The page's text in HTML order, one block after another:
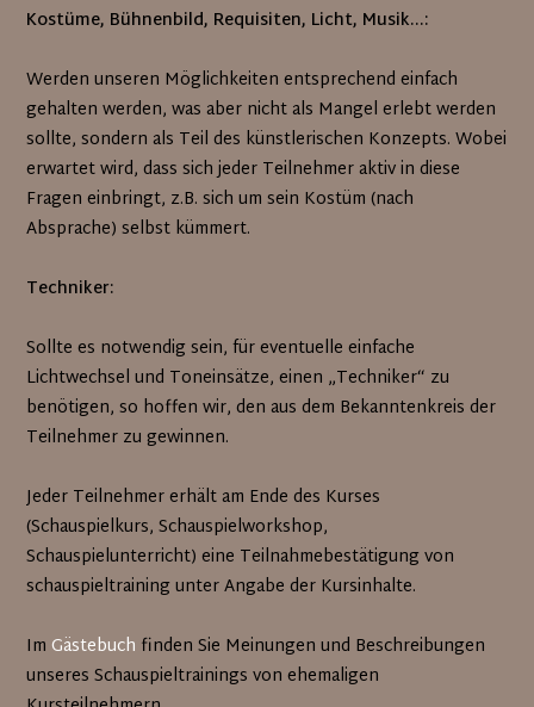
Kostüme, Bühnenbild, Requisiten, Licht, Musik…:
Werden unseren Möglichkeiten entsprechend einfach
gehalten werden, was aber nicht als Mangel erlebt werden
sollte, sondern als Teil des künstlerischen Konzepts. Wobei
erwartet wird, dass sich jeder Teilnehmer aktiv in diese
Fragen einbringt, z.B. sich um sein Kostüm (nach
Absprache) selbst kümmert.
Techniker:
Sollte es notwendig sein, für eventuelle einfache
Lichtwechsel und Toneinsätze, einen „Techniker“ zu
benötigen, so hoffen wir, den aus dem Bekanntenkreis der
Teilnehmer zu gewinnen.
Jeder Teilnehmer erhält am Ende des Kurses
(Schauspielkurs, Schauspielworkshop,
Schauspielunterricht) eine Teilnahmebestätigung von
schauspieltraining unter Angabe der Kursinhalte.
ImGästebuch finden Sie Meinungen und Beschreibungen
unseres Schauspieltrainings von ehemaligen